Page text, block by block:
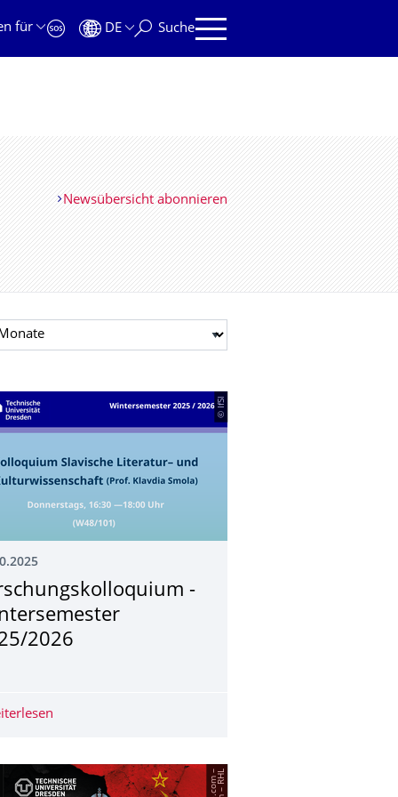
für
DE Suche
Newsübersicht abonnieren
auswählen
- vom 16. April bis 9. Juli 2026
© IfSl
-
2026